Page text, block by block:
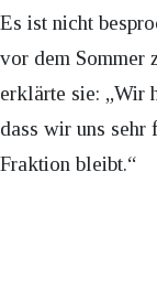
Es ist nicht
vor dem Sommer
erklärte sie: „Wir
dass wir uns sehr
Fraktion bleibt.“